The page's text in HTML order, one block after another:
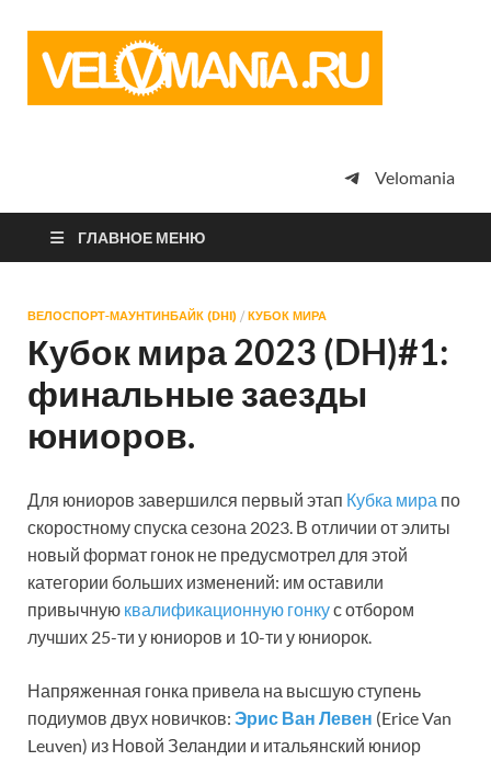
просто
Velomania
ГЛАВНОЕ МЕНЮ
ВЕЛОСПОРТ-МАУНТИНБАЙК (DHI) / КУБОК МИРА
Кубок мира 2023 (DH)#1:
финальные заезды
юниоров.
Для юниоров завершился первый этап Кубка мира по
скоростному спуска сезона 2023. В отличии от элиты
новый формат гонок не предусмотрел для этой
категории больших изменений: им оставили
привычную квалификационную гонкус отбором
лучших 25-ти у юниоров и 10-ти у юниорок.
Напряженная гонка привела на высшую ступень
подиумов двух новичков: Эрис Ван Левен (Erice Van
Leuven) из Новой Зеландии и итальянский юниор